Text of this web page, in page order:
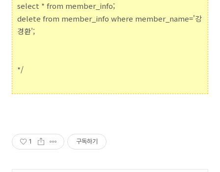
select * from member_info;
delete from member_info where member_name='강
경환';
*/
1 구독하기